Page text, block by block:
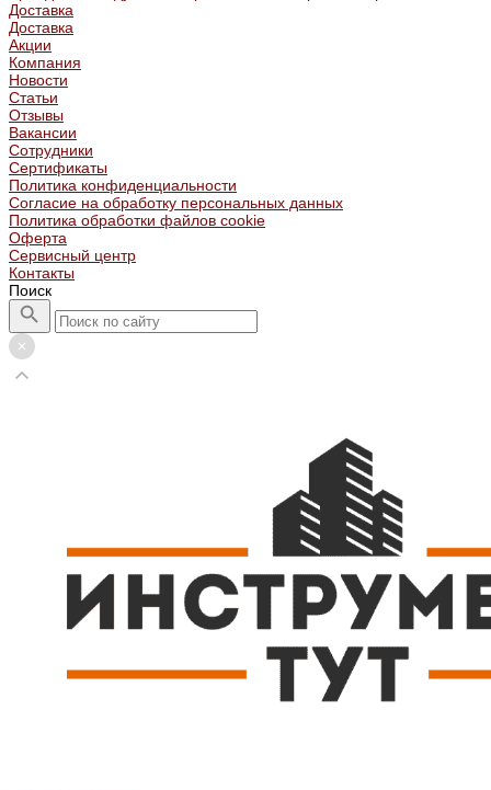
Доставка
Доставка
Акции
Компания
Новости
Статьи
Отзывы
Вакансии
Сотрудники
Сертификаты
Политика конфиденциальности
Согласие на обработку персональных данных
Политика обработки файлов cookie
Оферта
Сервисный центр
Контакты
Поиск